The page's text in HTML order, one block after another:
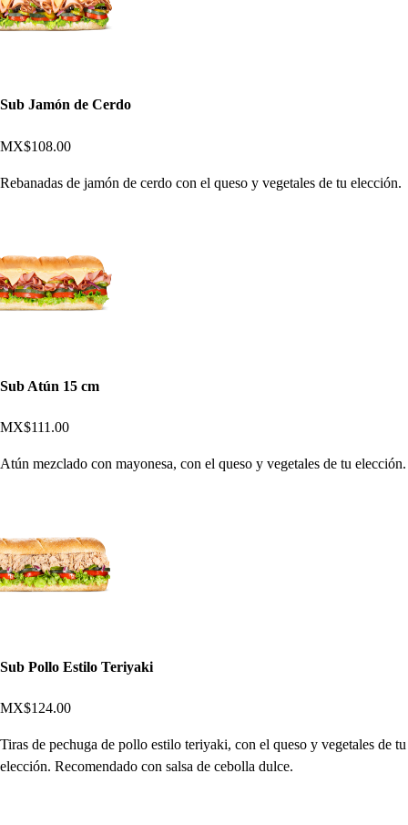
Sub Jamón de Cerdo
MX$108.00
Rebanadas de jamón de cerdo con el queso y vegetales de tu elección.
Sub Atún 15 cm
MX$111.00
Atún mezclado con mayonesa, con el queso y vegetales de tu elección.
Sub Pollo Estilo Teriyaki
MX$124.00
Tiras de pechuga de pollo estilo teriyaki, con el queso y vegetales de tu
elección. Recomendado con salsa de cebolla dulce.